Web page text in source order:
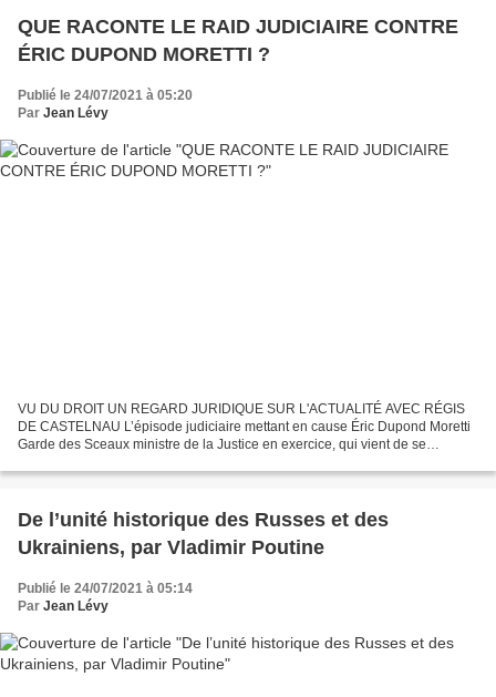
QUE RACONTE LE RAID JUDICIAIRE CONTRE
ÉRIC DUPOND MORETTI ?
Publié le 24/07/2021 à 05:20
Par Jean Lévy
VU DU DROIT UN REGARD JURIDIQUE SUR L'ACTUALITÉ AVEC RÉGIS
DE CASTELNAU L’épisode judiciaire mettant en cause Éric Dupond Moretti
Garde des Sceaux ministre de la Justice en exercice, qui vient de se
De l’unité historique des Russes et des
Ukrainiens, par Vladimir Poutine
Publié le 24/07/2021 à 05:14
Par Jean Lévy